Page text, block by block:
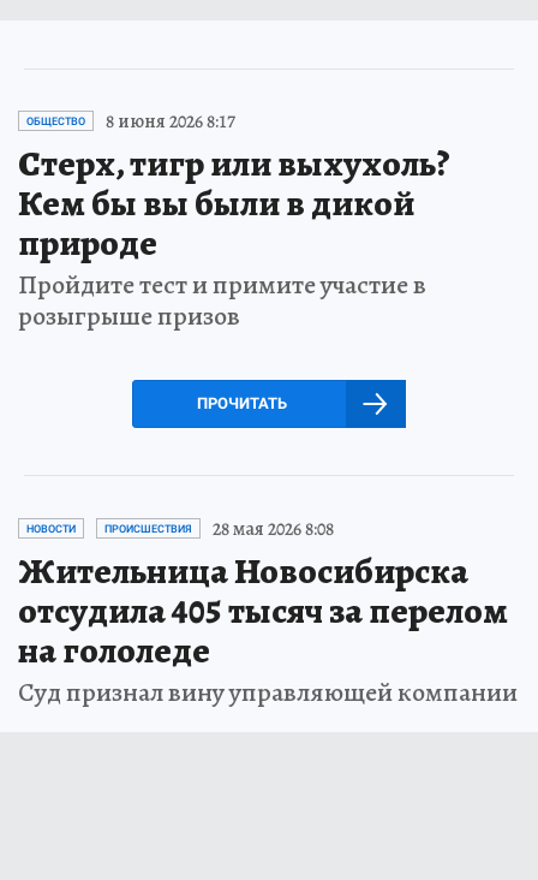
ОБЩЕСТВО 8 июня 2026 8:17
Стерх, тигр или выхухоль?
Кем бы вы были в дикой
природе
Пройдите тест и примите участие в
розыгрыше призов
ПРОЧИТАТЬ
НОВОСТИ ПРОИСШЕСТВИЯ 28 мая 2026 8:08
Жительница Новосибирска
отсудила 405 тысяч за перелом
на гололеде
Суд признал вину управляющей компании